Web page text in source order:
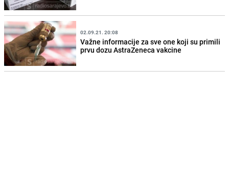
02.09.21. 20:08
Važne informacije za sve one koji su primili
prvu dozu AstraZeneca vakcine